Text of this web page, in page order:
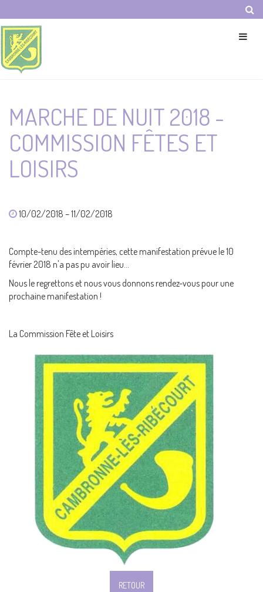
MARCHE DE NUIT 2018 -
COMMISSION FÊTES ET
LOISIRS
10/02/2018 – 11/02/2018
Compte-tenu des intempéries, cette manifestation prévue le 10
février 2018 n'a pas pu avoir lieu...
Nous le regrettons et nous vous donnons rendez-vous pour une
prochaine manifestation !
La Commission Fête et Loisirs
RETOUR